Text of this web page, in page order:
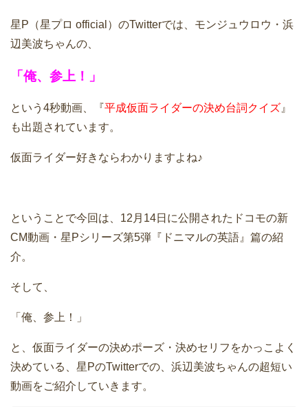
星P（星プロ official）のTwitterでは、モンジュウロウ・浜
辺美波ちゃんの、
「俺、参上！」
という4秒動画、『平成仮面ライダーの決め台詞クイズ 』
も出題されています。
仮面ライダー好きならわかりますよね♪
ということで今回は、12月14日に公開されたドコモの新
CM動画・星Pシリーズ第5弾『ドニマルの英語』篇の紹
介。
そして、
「俺、参上！」
と、仮面ライダーの決めポーズ・決めセリフをかっこよく
決めている、星PのTwitterでの、浜辺美波ちゃんの超短い
動画をご紹介していきます。